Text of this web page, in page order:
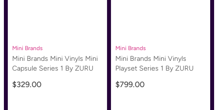
Mini Brands
Mini Brands Mini Vinyls Mini
Capsule Series 1 By ZURU
$329.00
Mini Brands
Mini Brands Mini Vinyls
Playset Series 1 By ZURU
$799.00